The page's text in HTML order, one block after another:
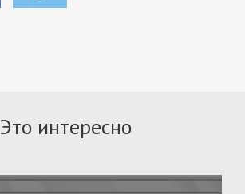
Это интересно